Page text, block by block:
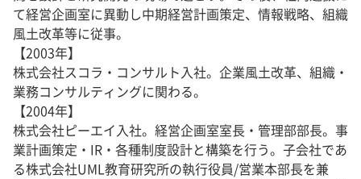
て経営企画室に異動し中期経営計画策定、情報戦略、組織
風土改革等に従事。
【2003年】
株式会社スコラ・コンサルト入社。企業風土改革、組織・
業務コンサルティングに関わる。
【2004年】
株式会社ピーエイ入社。経営企画室室長・管理部部長。事
業計画策定・IR・各種制度設計と構築を行う。子会社であ
る株式会社UML教育研究所の執行役員/営業本部長を兼